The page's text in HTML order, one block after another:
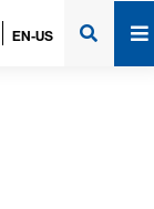
EN-US